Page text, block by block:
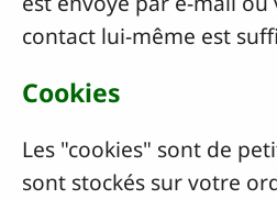
contact lui-même est
Cookies
Les "cookies" sont de
sont stockés sur votre